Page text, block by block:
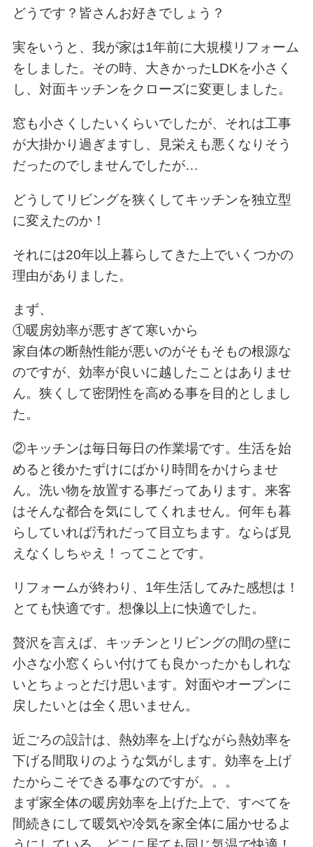
どうです？皆さんお好きでしょう？
実をいうと、我が家は1年前に大規模リフォーム
をしました。その時、大きかったLDKを小さく
し、対面キッチンをクローズに変更しました。
窓も小さくしたいくらいでしたが、それは工事
が大掛かり過ぎますし、見栄えも悪くなりそう
だったのでしませんでしたが…
どうしてリビングを狭くしてキッチンを独立型
に変えたのか！
それには20年以上暮らしてきた上でいくつかの
理由がありました。
まず、
①暖房効率が悪すぎて寒いから
家自体の断熱性能が悪いのがそもそもの根源な
のですが、効率が良いに越したことはありませ
ん。狭くして密閉性を高める事を目的としまし
た。
②キッチンは毎日毎日の作業場です。生活を始
めると後かたずけにばかり時間をかけらませ
ん。洗い物を放置する事だってあります。来客
はそんな都合を気にしてくれません。何年も暮
らしていれば汚れだって目立ちます。ならば見
えなくしちゃえ！ってことです。
リフォームが終わり、1年生活してみた感想は！
とても快適です。想像以上に快適でした。
贅沢を言えば、キッチンとリビングの間の壁に
小さな小窓くらい付けても良かったかもしれな
いとちょっとだけ思います。対面やオープンに
戻したいとは全く思いません。
近ごろの設計は、熱効率を上げながら熱効率を
下げる間取りのような気がします。効率を上げ
たからこそできる事なのですが。。。
まず家全体の暖房効率を上げた上で、すべてを
間続きにして暖気や冷気を家全体に届かせるよ